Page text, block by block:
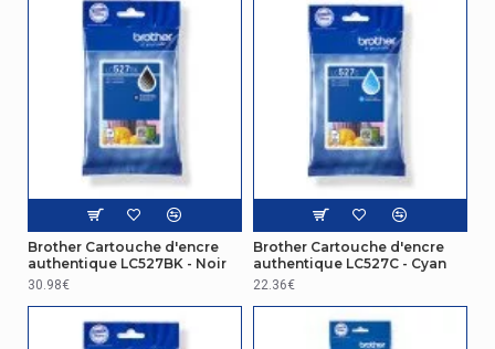
Brother Cartouche d'encre
authentique LC527BK - Noir
30.98€
Brother Cartouche d'encre
authentique LC527C - Cyan
22.36€